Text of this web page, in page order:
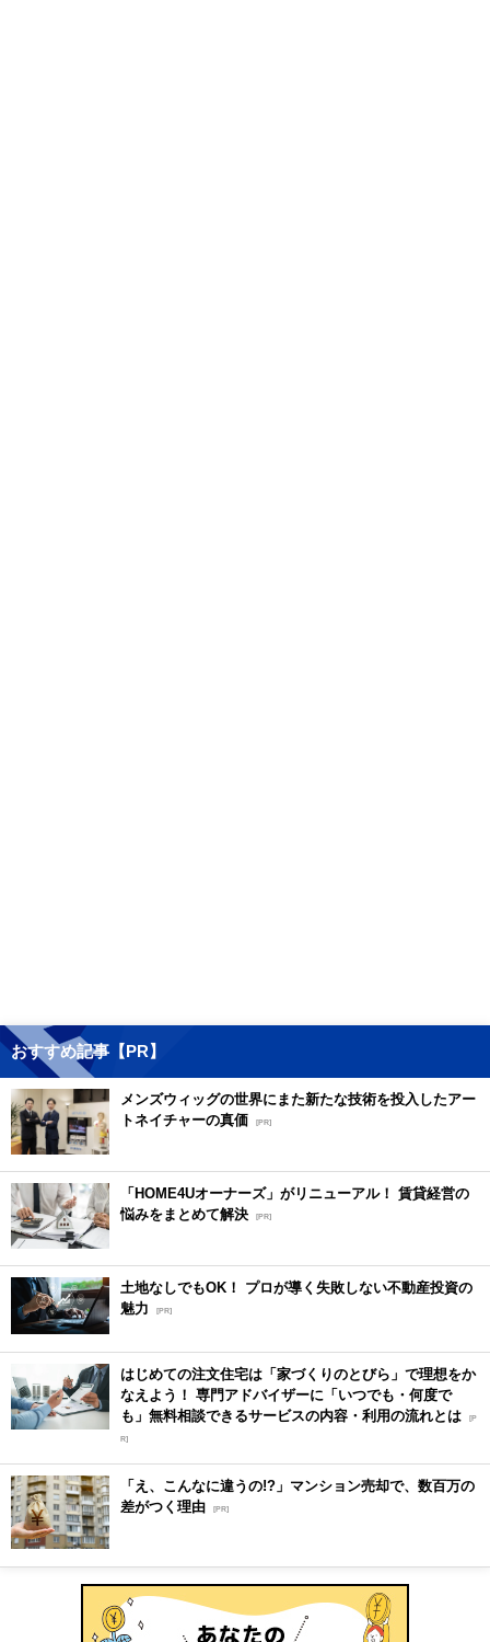
おすすめ記事【PR】
メンズウィッグの世界にまた新たな技術を投入したアー
トネイチャーの真価 [PR]
「HOME4Uオーナーズ」がリニューアル！ 賃貸経営の
悩みをまとめて解決 [PR]
土地なしでもOK！ プロが導く失敗しない不動産投資の
魅力
[PR]
はじめての注文住宅は「家づくりのとびら」で理想をか
なえよう！ 専門アドバイザーに「いつでも・何度で
も」無料相談できるサービスの内容・利用の流れとは [P
R]
「え、こんなに違うの!?」マンション売却で、数百万の
差がつく理由 [PR]